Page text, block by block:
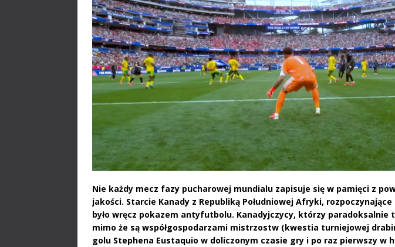
Nie każdy mecz fazy pucharowej mundialu zapisuje się w pamięci z
jakości. Starcie Kanady z Republiką Południowej Afryki,
było wręcz pokazem antyfutbolu. Kanadyjczycy, którzy paradoksalnie
mimo że są współgospodarzami mistrzostw (kwestia turniejowej
golu Stephena Eustaquio w doliczonym czasie gry i po raz pierwszy w